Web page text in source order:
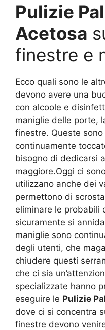
Pulizie
Acetosa
finestre e
Ecco quali sono le
devono avere una
con alcoole e
maniglie delle porte,
finestre. Queste
continuamente
bisogno di dedicarsi
maggiore.Oggi ci
utilizzano anche dei
permettono di
eliminare le probabili
sicuramente si
maniglie sono
degli utenti, che
chiudere questi
che ci sia
specializzate hanno
eseguire le Pulizie
dove ci si concentra
finestre devono